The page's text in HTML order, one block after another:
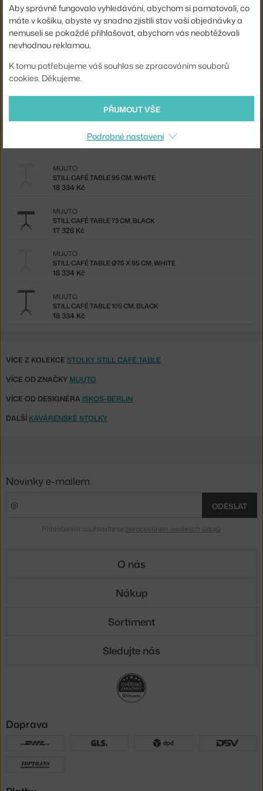
Barva:
Materiál:
nanolaminát, hliník, ocel, MDF
Kód produktu
MUU-STLCAT75R10201
Ste zo Slovenska? Prejdite naStill Café Table Ø75 x 73 cm, black
Shopping from the EU? Switch to
black
Ze stejné kolekce
STILL CAFÉ TABLE 95 CM, WHITE
MUUTO
18 334 Kč
STILL CAFÉ TABLE 73 CM, BLACK
MUUTO
17 328 Kč
STILL CAFÉ TABLE Ø75 X 95 CM, WHITE
MUUTO
18 334 Kč
STILL CAFÉ TABLE 105 CM, BLACK
MUUTO
18 334 Kč
VÍCE Z KOLEKCE STOLKY STILL CAFÉ TABLE
VÍCE OD ZNAČKY MUUTO
VÍCE OD DESIGNÉRA ISKOS-BERLIN
DALŠÍ KAVÁRENSKÉ STOLKY
Aby správně fungovalo vyhledávání, abychom si pamatovali, co
máte v košíku, abyste vy snadno zjistili stav vaší objednávky a
nemuseli se pokaždé přihlašovat, abychom vás neobtěžovali
nevhodnou reklamou.
K tomu potřebujeme váš souhlas se zpracováním souborů
cookies. Děkujeme.
PŘIJMOUT VŠE
Podrobné nastavení
Novinky e-mailem
ODESLAT
Přihlášením souhlasíte se zpracováním osobních údajů
O nás
Nákup
Sortiment
Sledujte nás
Doprava